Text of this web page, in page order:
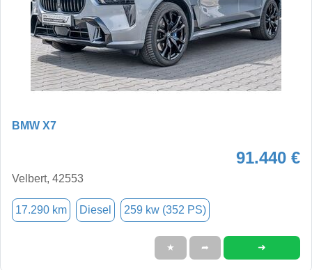
BMW X7
91.440 €
Velbert, 42553
17.290 km Diesel 259 kw (352 PS)
★ ➦ ➜